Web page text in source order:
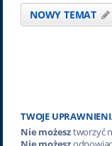
NOWY TEMAT
TWOJE
Nie możesztworzyć